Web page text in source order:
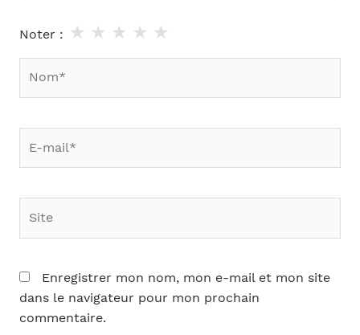
Noter : ★
★
★
★
★
mail*
Enregistrer mon nom, mon e-mail et mon site
dans le navigateur pour mon prochain
commentaire.